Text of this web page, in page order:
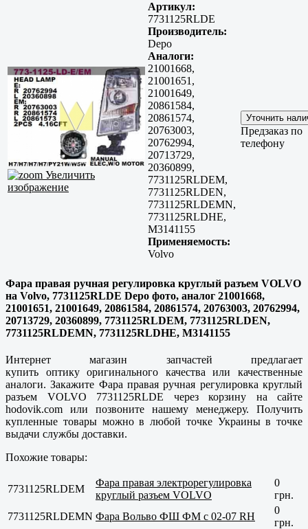
Увеличить
изображение
Артикул:
7731125RLDE
Производитель:
Depo
Аналоги:
21001668,
21001651,
21001649,
20861584,
20861574,
20763003,
20762994,
20713729,
20360899,
7731125RLDEM,
7731125RLDEN,
7731125RLDEMN,
7731125RLDHE,
M3141155
Применяемость:
Volvo
Предзаказ по
телефону
Фара правая ручная регулировка круглый разъем VOLVO
на Volvo, 7731125RLDE Depo фото, аналог 21001668,
21001651, 21001649, 20861584, 20861574, 20763003, 20762994,
20713729, 20360899, 7731125RLDEM, 7731125RLDEN,
7731125RLDEMN, 7731125RLDHE, M3141155
Интернет магазин запчастей предлагает
купить оптику оригинального качества или качественные
аналоги. Закажите Фара правая ручная регулировка круглый
разъем VOLVO 7731125RLDE через корзину на сайте
hodovik.com или позвоните нашему менеджеру. Получить
купленные товары можно в любой точке Украины в точке
выдачи службы доставки.
Похожие товары:
7731125RLDEM
Фара правая электрорегулировка
круглый разъем VOLVO
0
грн.
7731125RLDEMN Фара Вольво ФШ ФМ с 02-07 RH
0
грн.